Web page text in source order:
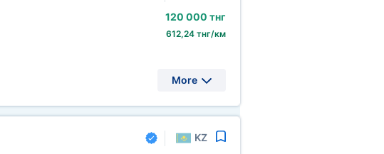
120 000 тнг
612,24 тнг/км
More
KZ